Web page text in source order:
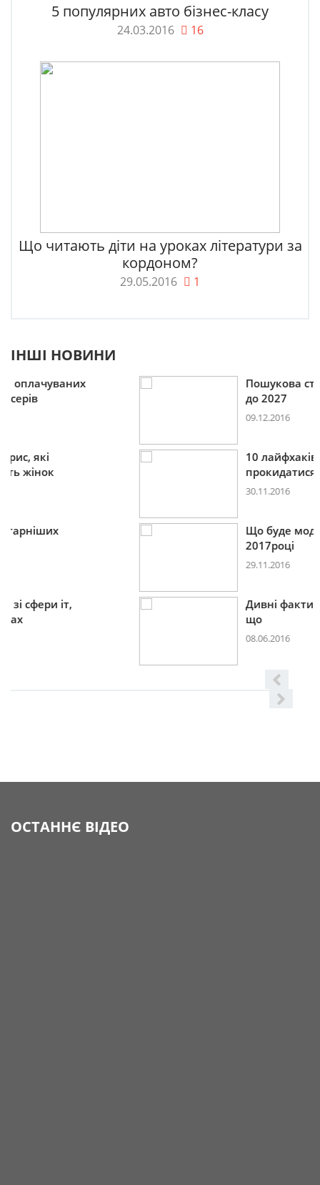
5 популярних авто бізнес-класу
24.03.2016 16
Що читають діти на уроках літератури за
кордоном?
29.05.2016 1
ІНШІ НОВИНИ
Пошукова строка зникне
10 лайфхаків: як легко
Що буде модним у
Дивні факти зі сфери іт,
ОСТАННЄ ВІДЕО